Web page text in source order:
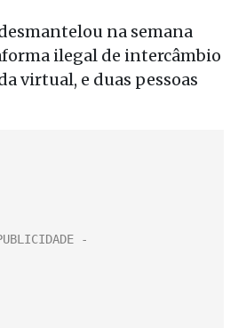
na semana
ilegal de intercâmbio
virtual, e duas pessoas